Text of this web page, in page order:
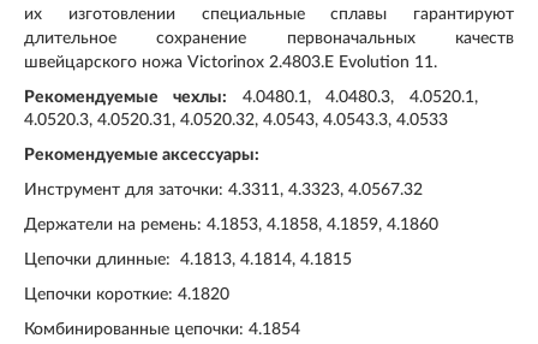
их изготовлении специальные сплавы гарантируют
длительное сохранение первоначальных качеств
швейцарского ножа Victorinox 2.4803.E Evolution 11.
Рекомендуемые чехлы: 4.0480.1, 4.0480.3, 4.0520.1,
4.0520.3, 4.0520.31, 4.0520.32, 4.0543, 4.0543.3, 4.0533
Рекомендуемые аксессуары:
Инструмент для заточки: 4.3311, 4.3323, 4.0567.32
Держатели на ремень: 4.1853, 4.1858, 4.1859, 4.1860
Цепочки длинные: 4.1813, 4.1814, 4.1815
Цепочки короткие: 4.1820
Комбинированные цепочки: 4.1854